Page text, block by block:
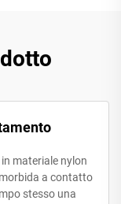
materiale nylon
a contatto
stesso una